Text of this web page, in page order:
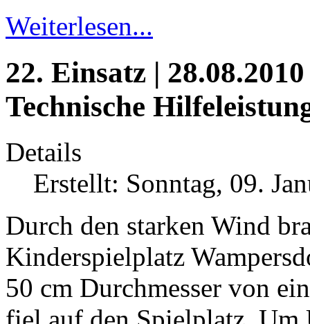
Weiterlesen...
22. Einsatz |
Technische
Details
Erstellt: Sonntag, 09.
Durch den starken Wind
Kinderspielplatz
50 cm Durchmesser von